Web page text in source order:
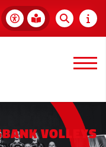
VOLLEYS